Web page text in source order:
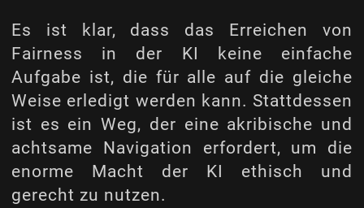
Es ist klar, dass das Erreichen von
Fairness in der KI keine einfache
Aufgabe ist, die für alle auf die gleiche
Weise erledigt werden kann. Stattdessen
ist es ein Weg, der eine akribische und
achtsame Navigation erfordert, um die
enorme Macht der KI ethisch und
gerecht zu nutzen.